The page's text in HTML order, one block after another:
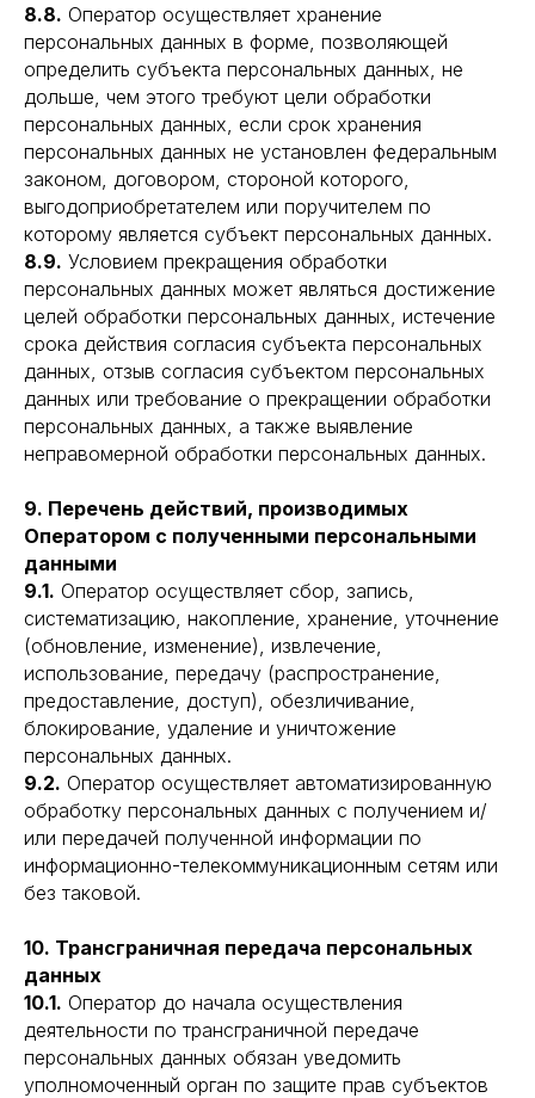
8.8. Оператор осуществляет хранение
персональных данных в форме, позволяющей
определить субъекта персональных данных, не
дольше, чем этого требуют цели обработки
персональных данных, если срок хранения
персональных данных не установлен федеральным
законом, договором, стороной которого,
выгодоприобретателем или поручителем по
которому является субъект персональных данных.
8.9. Условием прекращения обработки
персональных данных может являться достижение
целей обработки персональных данных, истечение
срока действия согласия субъекта персональных
данных, отзыв согласия субъектом персональных
данных или требование о прекращении обработки
персональных данных, а также выявление
неправомерной обработки персональных данных.
9. Перечень действий, производимых
Оператором с полученными персональными
данными
9.1. Оператор осуществляет сбор, запись,
систематизацию, накопление, хранение, уточнение
(обновление, изменение), извлечение,
использование, передачу (распространение,
предоставление, доступ), обезличивание,
блокирование, удаление и уничтожение
персональных данных.
9.2. Оператор осуществляет автоматизированную
обработку персональных данных с получением и/
или передачей полученной информации по
информационно-телекоммуникационным сетям или
без таковой.
10. Трансграничная передача персональных
данных
10.1. Оператор до начала осуществления
деятельности по трансграничной передаче
персональных данных обязан уведомить
уполномоченный орган по защите прав субъектов